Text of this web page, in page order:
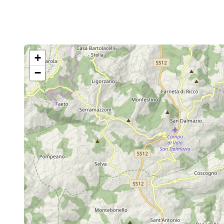
ponte e seguire la tappa T11NL-Savignano
sul Panaro-Vignola-Marano sul Panaro, a
ritroso, per raggiungere il colle di
Savignano sul Panaro con il castello e la
chiesa della Beata Vergine Assunta. Si
procede altrimenti, sempre lungo il
percorso natura (detto 'Percorso Sole')
per 18,6 km costeggiando sempre la
sponda destra del Panaro. Lo si segue
passando a fianco di Marano sul Panaro,
fino ad arrivare a località Casona, da dove
un ponte poco dopo permette di passare
sull'altro lato del fiume. Superato il ponte,
si prende la strada che sale verso destra,
e poi ancora a destra, il cartello indicante
+
−